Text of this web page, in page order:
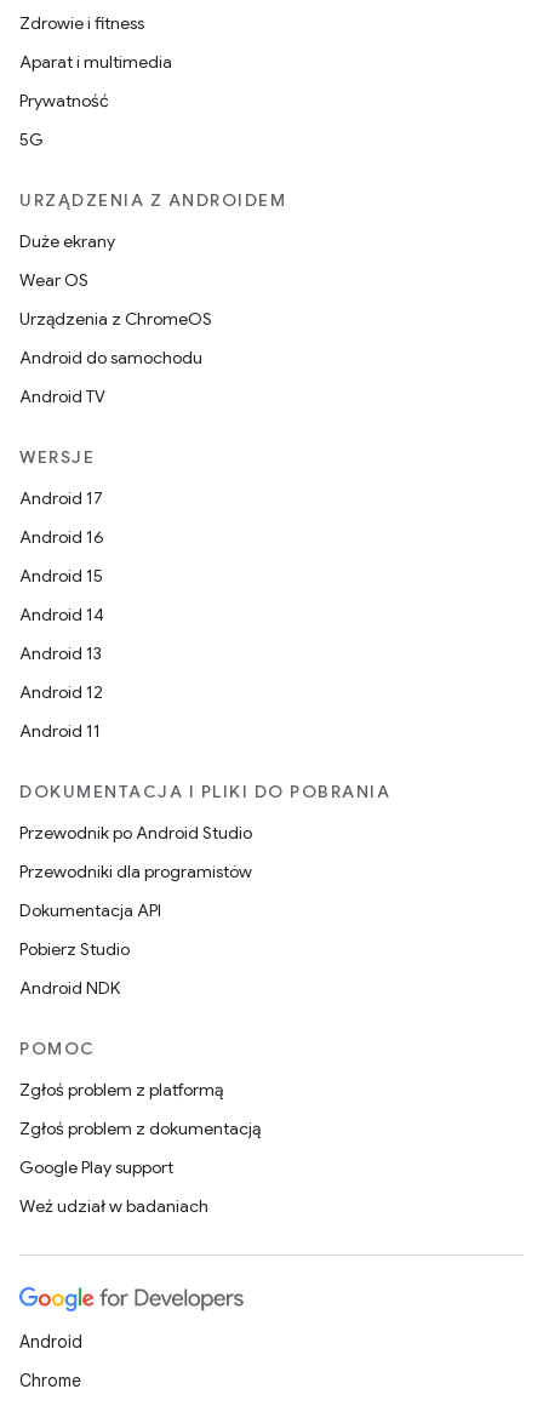
Zdrowie i fitness
Aparat i multimedia
Prywatność
5G
URZĄDZENIA Z ANDROIDEM
Duże ekrany
Wear OS
Urządzenia z ChromeOS
Android do samochodu
Android TV
WERSJE
Android 17
Android 16
Android 15
Android 14
Android 13
Android 12
Android 11
DOKUMENTACJA I PLIKI DO POBRANIA
Przewodnik po Android Studio
Przewodniki dla programistów
Dokumentacja API
Pobierz Studio
Android NDK
POMOC
Zgłoś problem z platformą
Zgłoś problem z dokumentacją
Google Play support
Weź udział w badaniach
Android
Chrome